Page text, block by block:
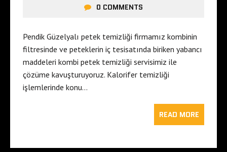
0 COMMENTS
Pendik Güzelyalı petek temizliği firmamız kombinin
filtresinde ve peteklerin iç tesisatında biriken yabancı
maddeleri kombi petek temizliği servisimiz ile
çözüme kavuşturuyoruz. Kalorifer temizliği
işlemlerinde konu…
READ MORE